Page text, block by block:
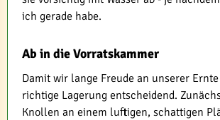
ich gerade habe.
Ab in die Vorratskammer
Damit wir lange Freude an unserer
richtige Lagerung entscheidend.
Knollen an einem luftigen, schattigen